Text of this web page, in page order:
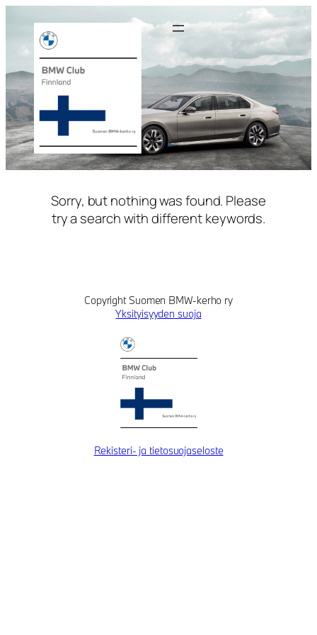
sisältöön
Sorry, but nothing was found. Please
try a search with different keywords.
Copyright Suomen BMW-kerho ry
Yksityisyyden suoja
Rekisteri- ja tietosuojaseloste